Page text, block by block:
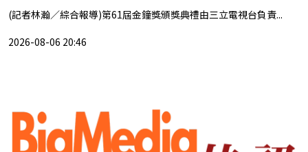
(記者林瀚／綜合報導)第61屆金鐘獎頒獎典禮由三立電視台負責...
2026-08-06 20:46